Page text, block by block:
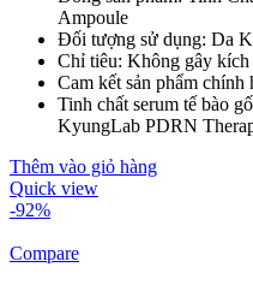
Ampoule
Đối tượng sử dụng: Da
Chỉ tiêu: Không gây kích
Cam kết sản phẩm chính
Tinh chất serum tế bào
KyungLab PDRN
Thêm vào giỏ hàng
Quick view
-92%
Compare